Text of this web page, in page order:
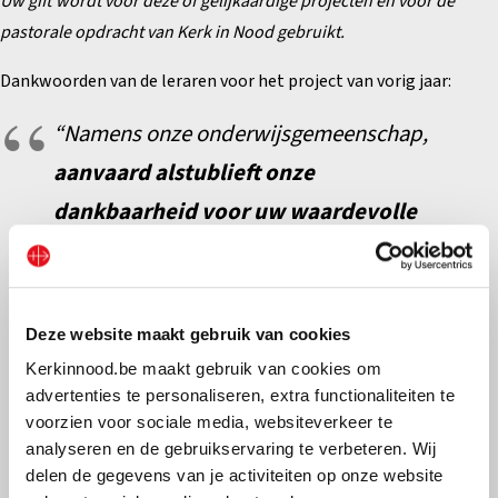
Deze website maakt gebruik van cookies
Kerkinnood.be maakt gebruik van cookies om
advertenties te personaliseren, extra functionaliteiten te
voorzien voor sociale media, websiteverkeer te
analyseren en de gebruikservaring te verbeteren. Wij
delen de gegevens van je activiteiten op onze website
pastorale opdracht van Kerk in Nood gebruikt.
Dankwoorden van de leraren voor het project van vorig jaar:
“Namens onze onderwijsgemeenschap,
aanvaard alstublieft onze
dankbaarheid voor uw waardevolle
en essentiële steun voor de leraren.
Uw inzet voor ons onderwijs is
bewonderenswaardig en uw steun is van
cruciaal belang om ervoor te zorgen dat
leraren hun missie kunnen nastreven in
een veilige en respectvolle omgeving.
Dankzij uw steun kunnen leraren